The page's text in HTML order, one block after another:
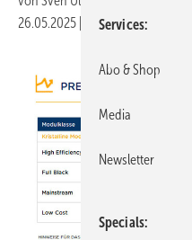
26.05.2025
Druckvorschau
Services
Abo & Shop
Media
Newsletter
Specials